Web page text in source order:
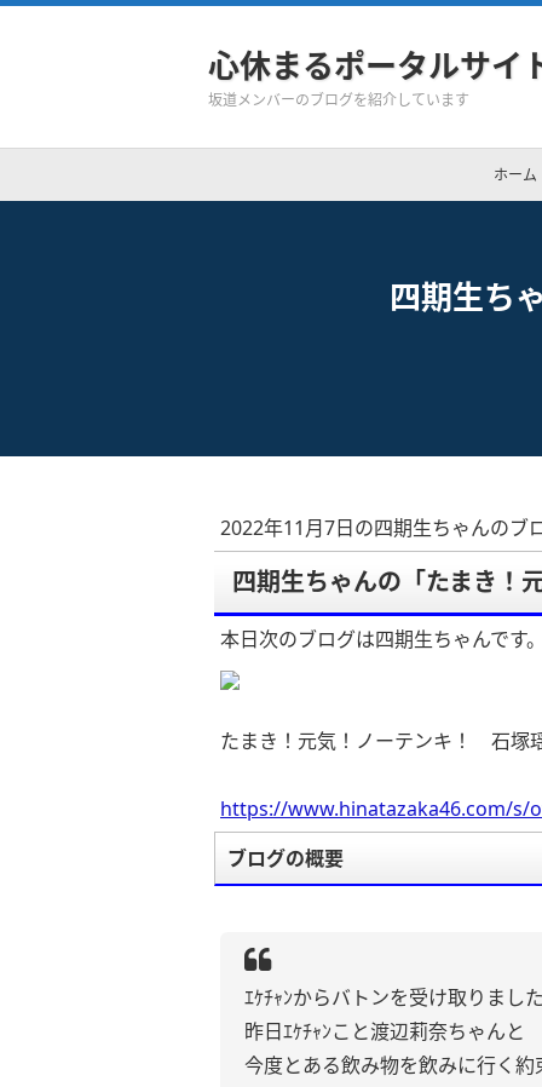
心休まるポータルサイ
坂道メンバーのブログを紹介しています
ホーム
四期生ち
2022年11月7日の四期生ちゃんのブ
四期生ちゃんの「たまき！
本日次のブログは四期生ちゃんです。
たまき！元気！ノーテンキ！ 石塚
https://www.hinatazaka46.com/s/
ブログの概要
ｴｹﾁｬﾝからバトンを受け取りまし
昨日ｴｹﾁｬﾝこと渡辺莉奈ちゃんと
今度とある飲み物を飲みに行く約